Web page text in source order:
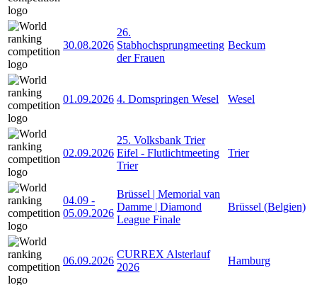
30.08.2026
26.
Stabhochsprungmeeting
der Frauen
Beckum
01.09.2026 4. Domspringen Wesel Wesel
02.09.2026
25. Volksbank Trier
Eifel - Flutlichtmeeting
Trier
Trier
04.09 -
05.09.2026
Brüssel | Memorial van
Damme | Diamond
League Finale
Brüssel (Belgien)
06.09.2026
CURREX Alsterlauf
2026
Hamburg